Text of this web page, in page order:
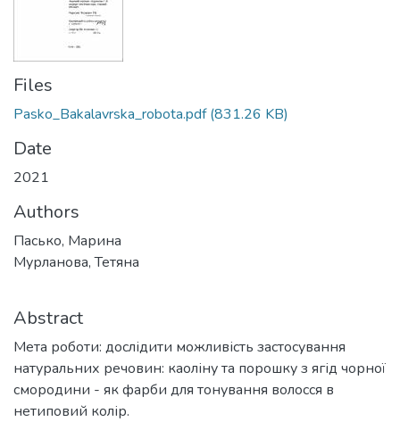
Files
Pasko_Bakalavrska_robota.pdf(831.26 KB)
Date
2021
Authors
Пасько, Марина
Мурланова, Тетяна
Abstract
Мета роботи: дослідити можливість застосування
натуральних речовин: каоліну та порошку з ягід чорної
смородини - як фарби для тонування волосся в
нетиповий колір.